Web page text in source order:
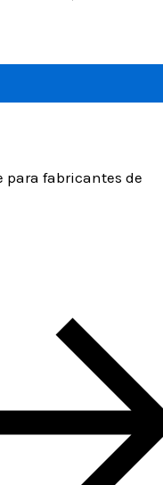
para fabricantes de